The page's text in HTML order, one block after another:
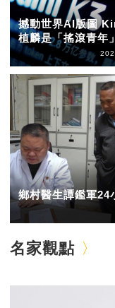
撼動世界AI版圖
植麟是「搖滾青年」
鄉村醫生譚鑑軍
名家觀點